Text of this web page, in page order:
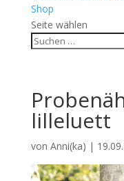
Shop
Seite wählen
lilleluett
von Anni(ka) |